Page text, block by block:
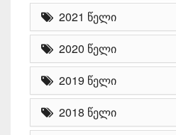
2021 წელი
2020 წელი
2019 წელი
2018 წელი